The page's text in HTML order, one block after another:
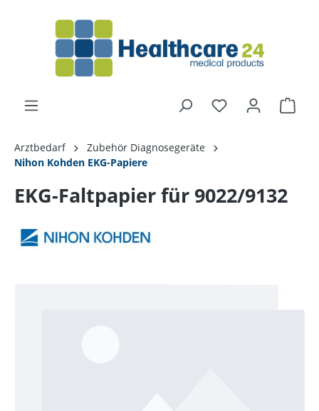
Arztbedarf
Zubehör Diagnosegeräte
Nihon Kohden EKG-Papiere
EKG-Faltpapier für 9022/9132